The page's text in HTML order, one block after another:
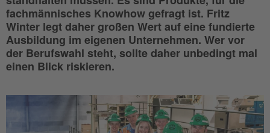
fachmännisches Knowhow gefragt ist. Fritz
Winter legt daher großen Wert auf eine fundierte
Ausbildung im eigenen Unternehmen. Wer vor
der Berufswahl steht, sollte daher unbedingt mal
einen Blick riskieren.